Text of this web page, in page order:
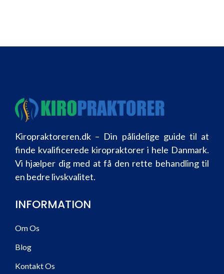
Kiropraktoreren.dk – Din pålidelige guide til at
finde kvalificerede kiropraktorer i hele Danmark.
Vi hjælper dig med at få den rette behandling til
en bedre livskvalitet.
INFORMATION
Om Os
Blog
Kontakt Os